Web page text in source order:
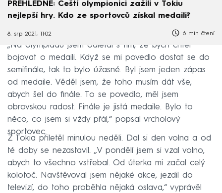
PŘEHLEDNĚ: Čeští olympionici zažili v Tokiu
nejlepší hry. Kdo ze sportovců získal medaili?
8. srp 2021, 11:02 6 min čtení
„Na olympiádu jsem odlétal s tím, že bych chtěl
bojovat o medaili. Když se mi povedlo dostat se do
semifinále, tak to bylo úžasné. Byl jsem jeden zápas
od medaile. Věděl jsem, že toho musím dát vše,
abych šel do finále. To se povedlo, měl jsem
obrovskou radost. Finále je jistá medaile. Bylo to
něco, co jsem si vždy přál,“ popsal vrcholový
sportovec.
Z Tokia přiletěl minulou neděli. Dal si den volna a od
té doby se nezastavil. „V pondělí jsem si vzal volno,
abych to všechno vstřebal. Od úterka mi začal celý
kolotoč. Navštěvoval jsem nějaké akce, jezdil do
televizí, do toho proběhla nějaká oslava,“ vyprávěl